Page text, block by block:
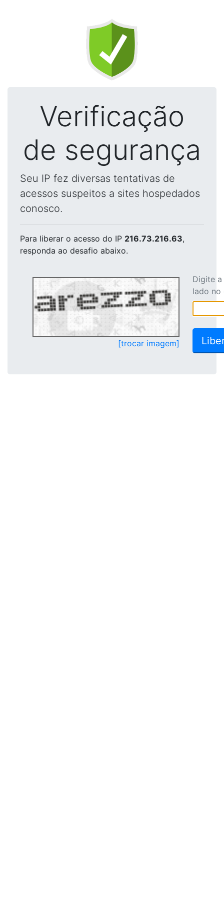
Verificação
de segurança
Seu IP fez diversas tentativas de
acessos suspeitos a sites hospedados
conosco.
Para liberar o acesso do IP 216.73.216.63,
responda ao desafio abaixo.
[trocar imagem]
Digite
lado no